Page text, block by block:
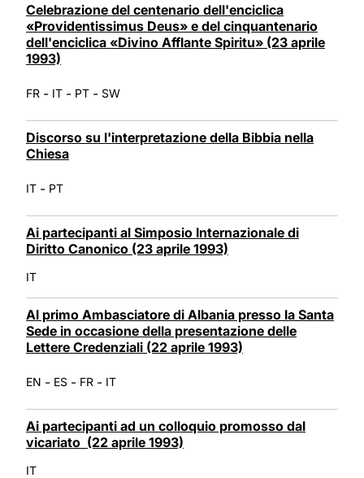
Celebrazione del centenario dell'enciclica
«Providentissimus Deus» e del cinquantenario
dell'enciclica «Divino Afflante Spiritu» (23 aprile
1993)
FR - IT - PT - SW
Discorso su l'interpretazione della Bibbia nella
Chiesa
IT - PT
Ai partecipanti al Simposio Internazionale di
Diritto Canonico (23 aprile 1993)
IT
Al primo Ambasciatore di Albania presso la Santa
Sede in occasione della presentazione delle
Lettere Credenziali (22 aprile 1993)
EN - ES - FR - IT
Ai partecipanti ad un colloquio promosso dal
vicariato (22 aprile 1993)
IT